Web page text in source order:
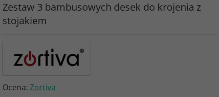
Zestaw 3 bambusowych desek do krojenia z
stojakiem
Ocena: Zortiva